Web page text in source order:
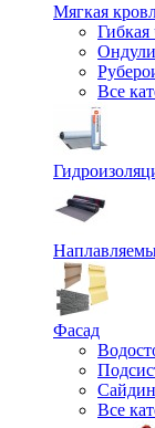
Мягкая
Гибкая
Все
Фасад
Все